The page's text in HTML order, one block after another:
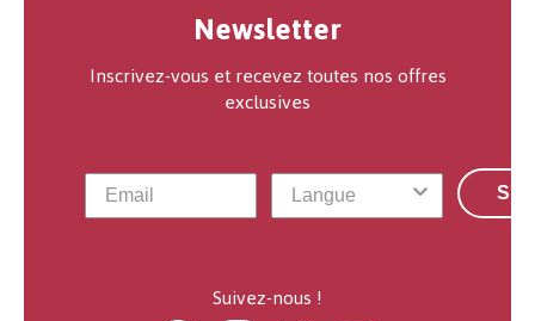
Newsletter
Inscrivez-vous et recevez toutes nos offres
exclusives
Suivez-nous !